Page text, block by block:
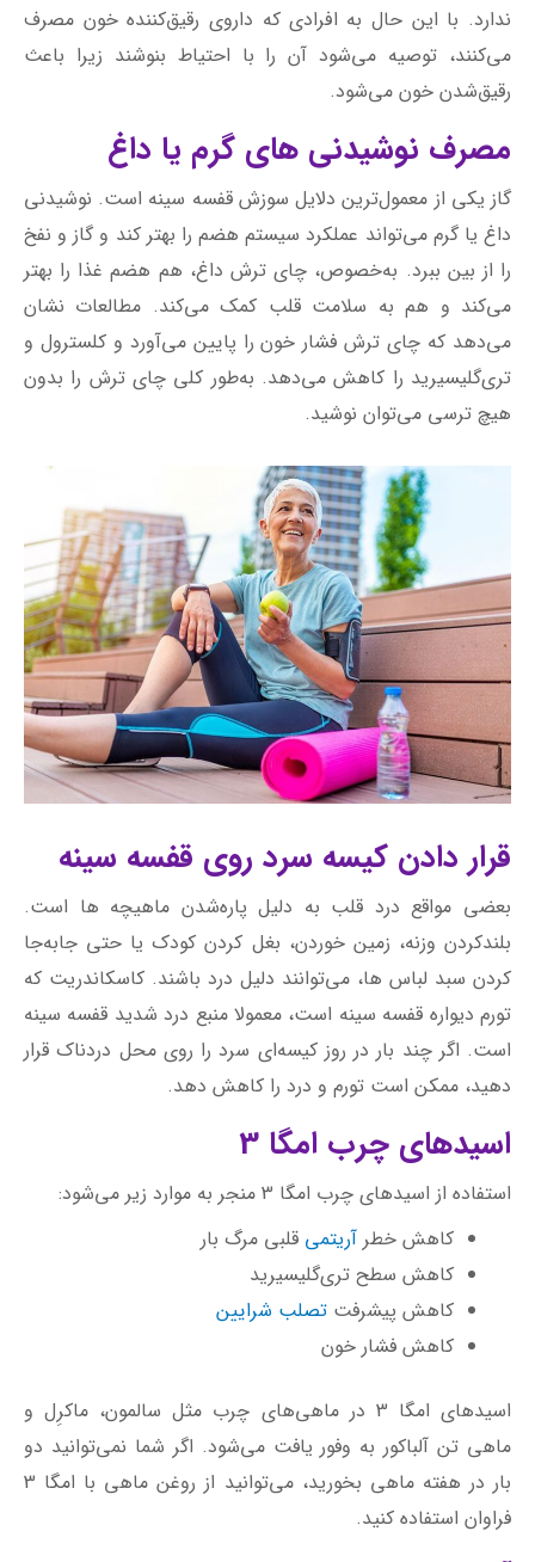
ندارد. با این حال به افرادی که داروی رقیق‌کننده خون مصرف
می‌کنند، توصیه می‌شود آن را با احتیاط بنوشند زیرا باعث
رقیق‌شدن خون می‌شود.
مصرف نوشیدنی‌ های گرم یا داغ
گاز یکی از معمول‌ترین دلایل سوزش قفسه سینه است. نوشیدنی
داغ یا گرم می‌تواند عملکرد سیستم هضم را بهتر کند و گاز و نفخ
را از بین ببرد. به‌خصوص، چای ترش داغ، هم هضم غذا را بهتر
می‌کند و هم به سلامت قلب کمک می‌کند. مطالعات نشان
می‌دهد که چای ترش فشار خون را پایین می‌آورد و کلسترول و
تری‌گلیسیرید را کاهش می‌دهد. به‌طور کلی چای ترش را بدون
هیچ ترسی می‌توان نوشید.
قرار دادن کیسه سرد روی قفسه سینه
بعضی مواقع درد قلب به ‌دلیل پاره‌شدن ماهیچه ‌ها است.
بلندکردن وزنه، زمین ‌خوردن، بغل‌ کردن کودک یا حتی جابه‌جا
کردن سبد لباس ‌‌ها، می‌توانند دلیل درد باشند. کاسکاندریت که
تورم دیواره قفسه سینه است، معمولا منبع درد شدید قفسه سینه
است. اگر چند بار در روز کیسه‌ای سرد را روی محل دردناک قرار
دهید، ممکن است تورم و درد را کاهش دهد.
اسیدهای چرب امگا 3
استفاده از اسیدهای چرب امگا 3 منجر به موارد زیر می‌شود:
کاهش خطر آریتمی قلبی مرگ ‌بار
کاهش سطح تری‌گلیسیرید
کاهش پیشرفت تصلب شرایین
کاهش فشار خون
اسیدهای امگا 3 در ماهی‌های چرب مثل سالمون، ماکرِل و
ماهی تن آلباکور به وفور یافت می‌شود. اگر شما نمی‌توانید دو
بار در هفته ماهی بخورید، می‌توانید از روغن ماهی با امگا 3
فراوان استفاده کنید.